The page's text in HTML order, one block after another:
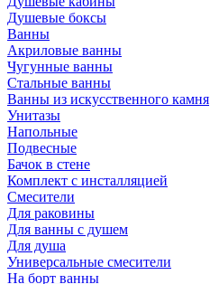
Душевые боксы
Ванны
Акриловые ванны
Чугунные ванны
Стальные ванны
Ванны из искусственного камня
Унитазы
Напольные
Подвесные
Бачок в стене
Комплект с инсталляцией
Смесители
Для раковины
Для ванны с душем
Для душа
Универсальные смесители
На борт ванны